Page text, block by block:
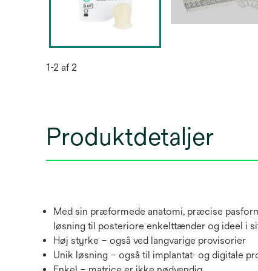
1-2 af 2
Produktdetaljer
Med sin præformede anatomi, præcise
løsning til posteriore enkelttænder og ideel i
Høj styrke – også ved langvarige provisorier
Unik løsning – også til implantat- og digitale